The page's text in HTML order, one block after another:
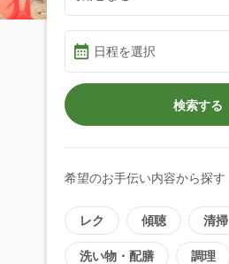
日程を選択
検索する
希望のお手伝い内容から探す
レク 傾聴 清掃
洗い物・配膳 調理